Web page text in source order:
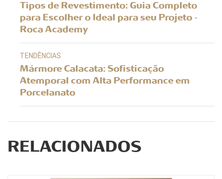
Tipos de Revestimento: Guia Completo
para Escolher o Ideal para seu Projeto -
Roca Academy
TENDÊNCIAS
Mármore Calacata: Sofisticação
Atemporal com Alta Performance em
Porcelanato
RELACIONADOS